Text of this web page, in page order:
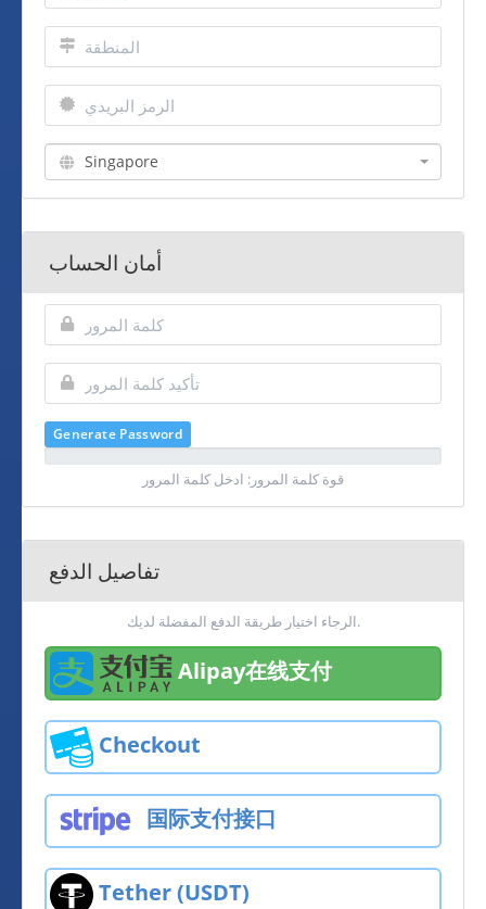
Singapore
أمان الحساب
Generate Password
قوة كلمة المرور: ادخل كلمة المرور
تفاصيل الدفع
الرجاء اختيار طريقة الدفع المفضلة لديك.
Alipay在线支付
Checkout
国际支付接口
Tether (USDT)